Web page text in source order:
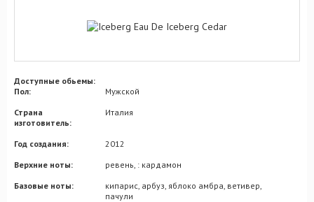
Доступные обьемы:
Пол:
Мужской
Страна
изготовитель:
Италия
Год создания:
2012
Верхние ноты:
ревень, : кардамон
Базовые ноты:
кипарис, арбуз, яблоко амбра, ветивер,
пачули